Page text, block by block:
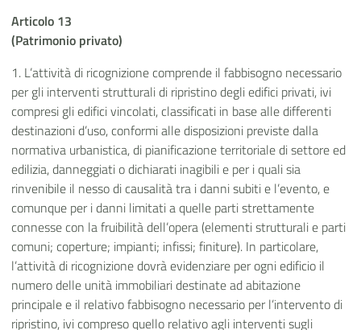
Articolo 13
(Patrimonio privato)
1. L’attività di ricognizione comprende il fabbisogno necessario
per gli interventi strutturali di ripristino degli edifici privati, ivi
compresi gli edifici vincolati, classificati in base alle differenti
destinazioni d’uso, conformi alle disposizioni previste dalla
normativa urbanistica, di pianificazione territoriale di settore ed
edilizia, danneggiati o dichiarati inagibili e per i quali sia
rinvenibile il nesso di causalità tra i danni subiti e l’evento, e
comunque per i danni limitati a quelle parti strettamente
connesse con la fruibilità dell’opera (elementi strutturali e parti
comuni; coperture; impianti; infissi; finiture). In particolare,
l’attività di ricognizione dovrà evidenziare per ogni edificio il
numero delle unità immobiliari destinate ad abitazione
principale e il relativo fabbisogno necessario per l’intervento di
ripristino, ivi compreso quello relativo agli interventi sugli